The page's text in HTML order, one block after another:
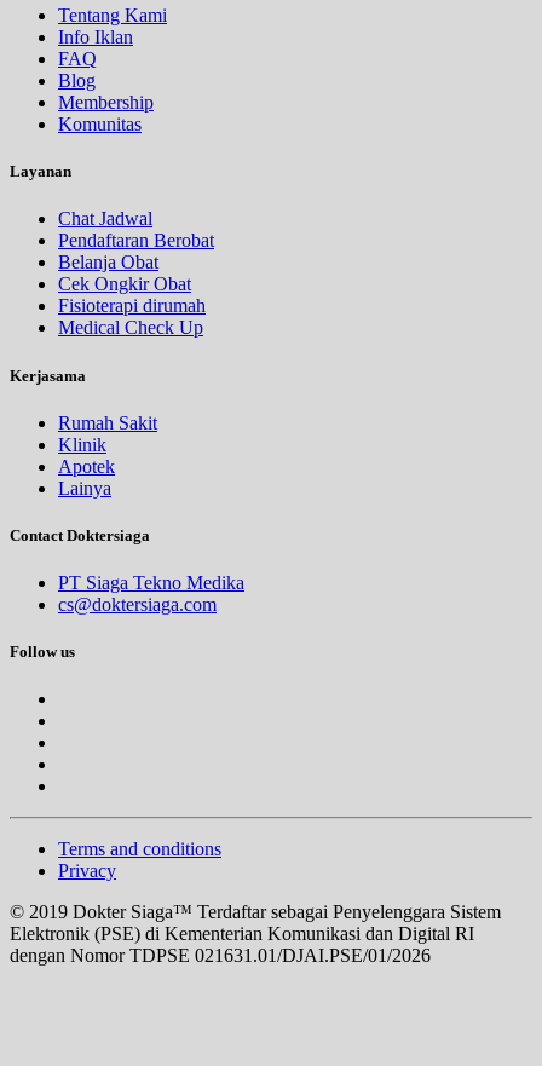
Tentang Kami
Info Iklan
FAQ
Blog
Membership
Komunitas
Layanan
Chat Jadwal
Pendaftaran Berobat
Belanja Obat
Cek Ongkir Obat
Fisioterapi dirumah
Medical Check Up
Kerjasama
Rumah Sakit
Klinik
Apotek
Lainya
Contact Doktersiaga
PT Siaga Tekno Medika
cs@doktersiaga.com
Follow us
Terms and conditions
Privacy
© 2019 Dokter Siaga™ Terdaftar sebagai Penyelenggara Sistem
Elektronik (PSE) di Kementerian Komunikasi dan Digital RI
dengan Nomor TDPSE 021631.01/DJAI.PSE/01/2026